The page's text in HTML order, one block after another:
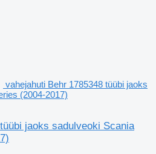
vahejahuti Behr 1785348 tüübi jaoks
(2004-2017)
jaoks sadulveoki Scania